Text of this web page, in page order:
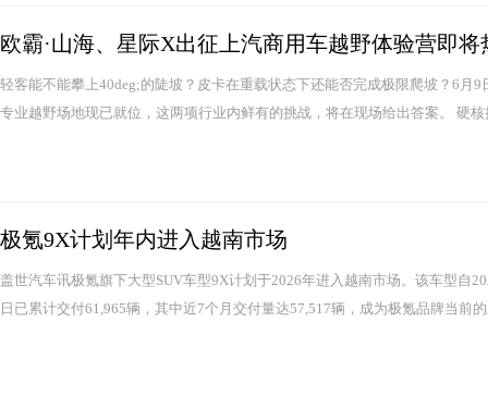
欧霸·山海、星际X出征上汽商用车越野体验营即将
轻客能不能攀上40deg;的陡坡？皮卡在重载状态下还能否完成极限爬坡？6月
专业越野场地现已就位，这两项行业内鲜有的挑战，将在现场给出答案。 硬
极氪9X计划年内进入越南市场
盖世汽车讯极氪旗下大型SUV车型9X计划于2026年进入越南市场。该车型自
日已累计交付61,965辆，其中近7个月交付量达57,517辆，成为极氪品牌当前